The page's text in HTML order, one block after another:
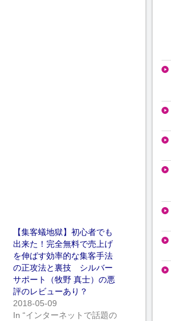
【集客蟻地獄】初心者でも
出来た！完全無料で売上げ
を伸ばす効率的な集客手法
の正攻法と裏技 シルバー
サポート（牧野 真士）の悪
評のレビューあり？
2018-05-09
In “インターネットで話題の